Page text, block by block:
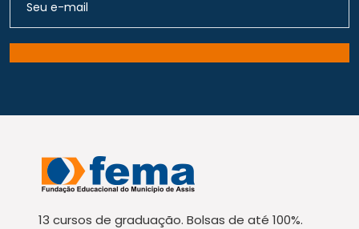
13 cursos de graduação. Bolsas de até 100%.